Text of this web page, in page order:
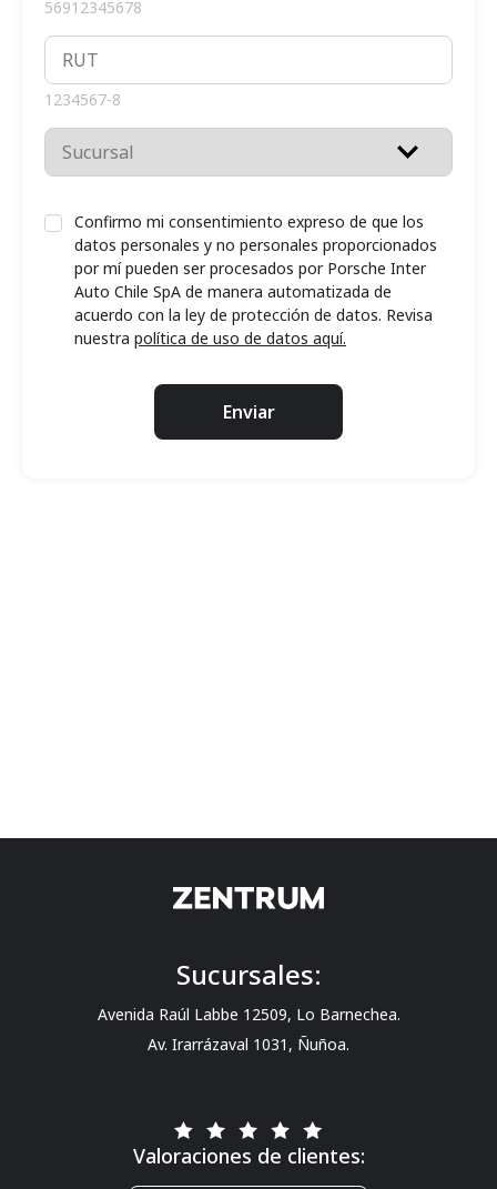
56912345678
1234567-8
Confirmo mi consentimiento expreso de que los
datos personales y no personales proporcionados
por mí pueden ser procesados por Porsche Inter
Auto Chile SpA de manera automatizada de
acuerdo con la ley de protección de datos. Revisa
nuestra política de uso de datos aquí.
Enviar
Valoraciones de clientes:
Sucursales:
Avenida Raúl Labbe 12509, Lo Barnechea.
Av. Irarrázaval 1031, Ñuñoa.